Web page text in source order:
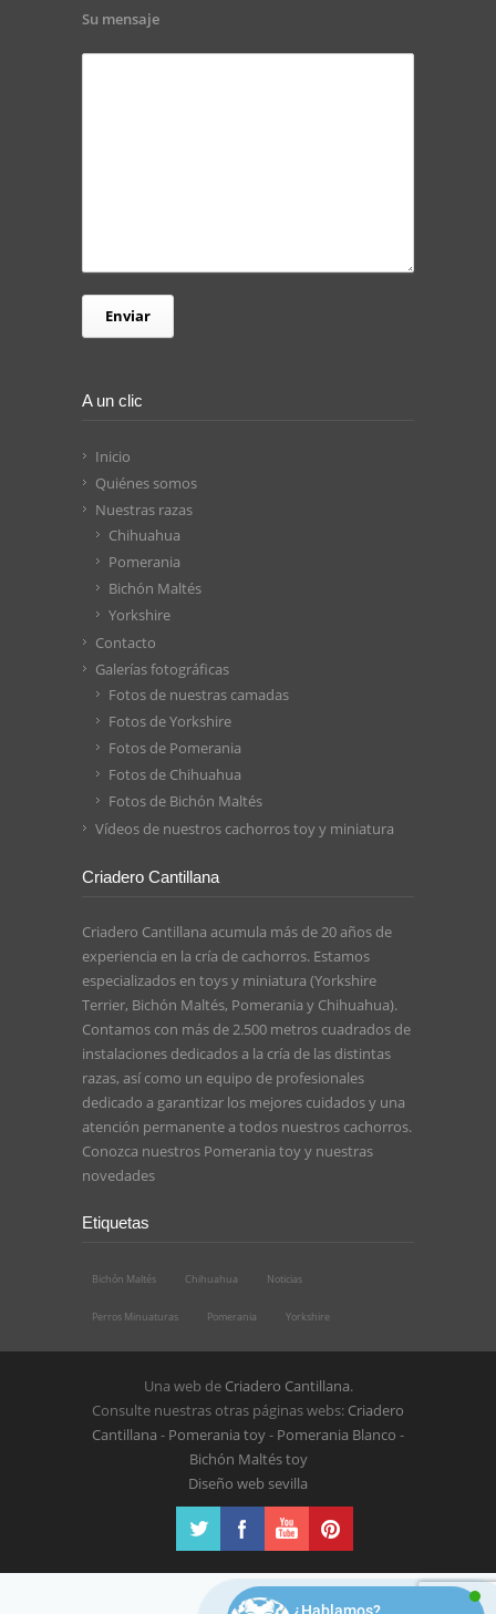
Su mensaje
A un clic
Inicio
Quiénes somos
Nuestras razas
Chihuahua
Pomerania
Bichón Maltés
Yorkshire
Contacto
Galerías fotográficas
Fotos de nuestras camadas
Fotos de Yorkshire
Fotos de Pomerania
Fotos de Chihuahua
Fotos de Bichón Maltés
Vídeos de nuestros cachorros toy y miniatura
Criadero Cantillana
Criadero Cantillana acumula más de 20 años de
experiencia en la cría de cachorros. Estamos
especializados en toys y miniatura (Yorkshire
Terrier, Bichón Maltés, Pomerania y Chihuahua).
Contamos con más de 2.500 metros cuadrados de
instalaciones dedicados a la cría de las distintas
razas, así como un equipo de profesionales
dedicado a garantizar los mejores cuidados y una
atención permanente a todos nuestros cachorros.
Conozca nuestros Pomerania toyy nuestras
novedades
Etiquetas
Bichón Maltés Chihuahua Noticias
Perros Minuaturas Pomerania Yorkshire
Una web de Criadero Cantillana.
Consulte nuestras otras páginas webs: Criadero
Cantillana - Pomerania toy- Pomerania Blanco -
Bichón Maltés toy
Diseño web sevilla